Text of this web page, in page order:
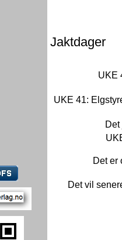
Jaktdager
UKE
UKE 41:
Det er
Det vil